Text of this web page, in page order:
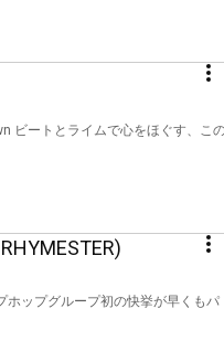
ホップグループ初の快挙が早くもパ